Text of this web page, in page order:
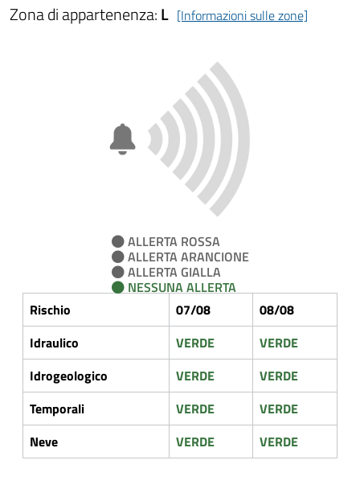
Zona di appartenenza:L [Informazioni sulle zone]
ALLERTA ROSSA
ALLERTA ARANCIONE
ALLERTA GIALLA
NESSUNA ALLERTA
Rischio
07/08
08/08
Idraulico
VERDE
VERDE
Idrogeologico
VERDE
VERDE
Temporali
VERDE
VERDE
Neve
VERDE VERDE